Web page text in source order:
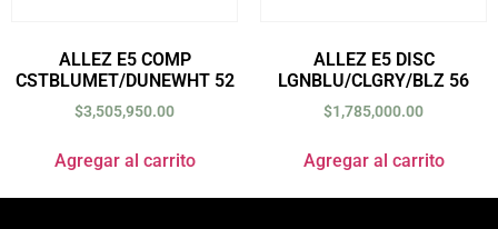
ALLEZ E5 COMP
CSTBLUMET/DUNEWHT 52
$3,505,950.00
Agregar al carrito
ALLEZ E5 DISC
LGNBLU/CLGRY/BLZ 56
$1,785,000.00
Agregar al carrito